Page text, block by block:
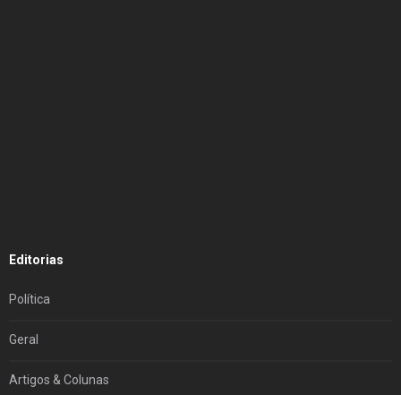
Editorias
Política
Geral
Artigos & Colunas